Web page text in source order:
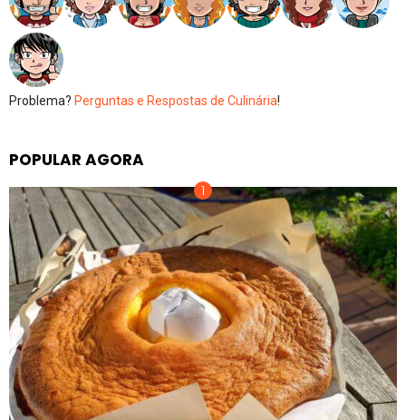
Problema? Perguntas e Respostas de Culinária!
POPULAR AGORA